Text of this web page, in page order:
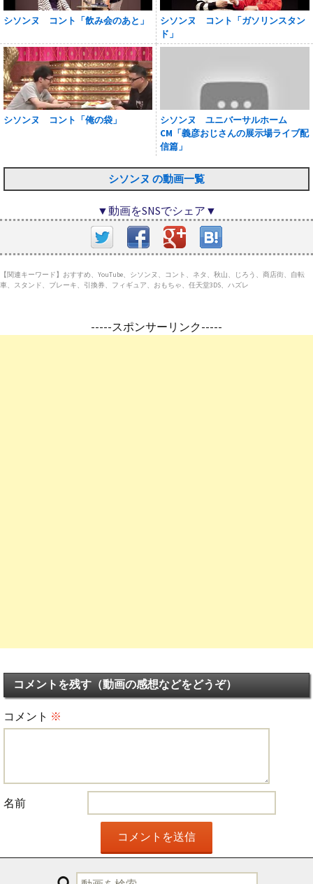
シソンヌ コント「飲み会のあと」
シソンヌ コント「ガソリンスタン
ド」
シソンヌ コント「俺の袋」
シソンヌ ユニバーサルホーム
CM「義彦おじさんの展示場ライブ配
信篇」
シソンヌ の動画一覧
▼動画をSNSでシェア▼
【関連キーワード】おすすめ、YouTube、シソンヌ、コント、ネタ、秋山、じろう、商店街、自転
車、スタンド、ブレーキ、引換券、フィギュア、おもちゃ、任天堂3DS、ハズレ
-----スポンサーリンク-----
コメントを残す（動画の感想などをどうぞ）
コメント ※
名前
検